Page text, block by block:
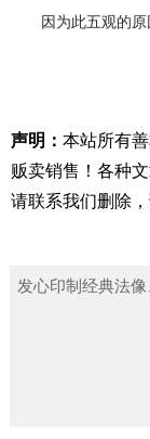
因为此五观的原
声明： 本站所有
贩卖销售！ 各种
请联系我们删除，
发心印制经典法像